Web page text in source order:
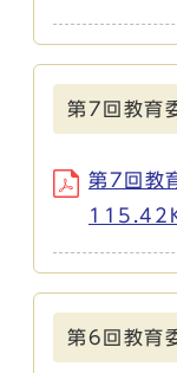
第7回教育
第7回教
第6回教育